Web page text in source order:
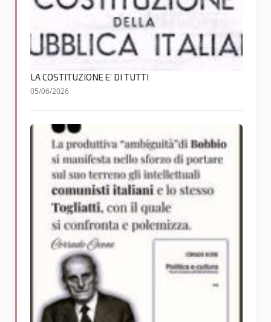
LA COSTITUZIONE E’ DI TUTTI
05/06/2026